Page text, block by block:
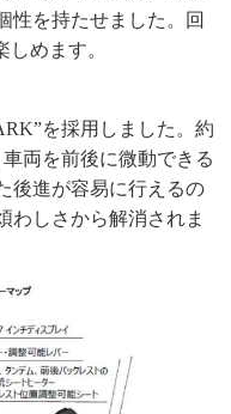
性を持たせました。回
めます。
を採用しました。約
両を前後に微動できる
後進が容易に行えるの
わしさから解消されま